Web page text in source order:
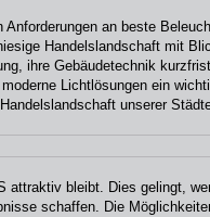
an beste
Handelslandschaft mit
ihre Gebäudetechnik
Lichtlösungen ein
unserer
attraktiv bleibt. Dies gelingt,
schaffen. Die